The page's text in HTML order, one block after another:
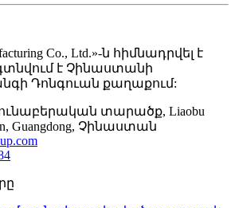
Co., Ltd.»-ն հիմնադրվել է
է Չինաստանի
Դոնգուան քաղաքում:
տարածք, Liaobu
Guangdong, Չինաստան